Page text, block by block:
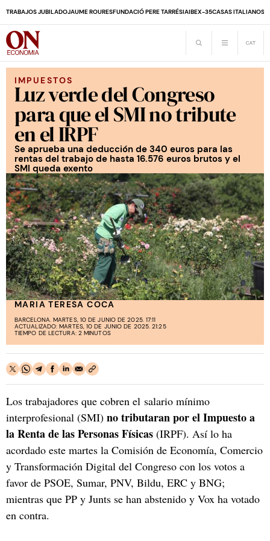
TRABAJOS JUBILADOJAUME ROURESFUNDACIÓ PERE TARRÉSIAIBEX-35CASAS ITALIANOS
IMPUESTOS
Luz verde del Congreso
para que el SMI no tribute
en el IRPF
Se aprueba una deducción de 340 euros para las
rentas del trabajo de hasta 16.576 euros brutos y el
SMI queda exento
MARIA TERESA COCA
BARCELONA. MARTES, 10 DE JUNIO DE 2025. 17:11
ACTUALIZADO: MARTES, 10 DE JUNIO DE 2025. 21:25
TIEMPO DE LECTURA: 2 MINUTOS
Los trabajadores que cobren el salario mínimo
interprofesional (SMI) no tributaran por el Impuesto a
la Renta de las Personas Físicas (IRPF). Así lo ha
acordado este martes la Comisión de Economía, Comercio
y Transformación Digital del Congreso con los votos a
favor de PSOE, Sumar, PNV, Bildu, ERC y BNG;
mientras que PP y Junts se han abstenido y Vox ha votado
en contra.